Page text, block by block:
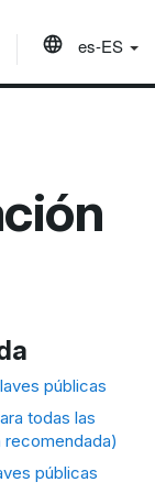
es-ES
públicas
todas las
públicas